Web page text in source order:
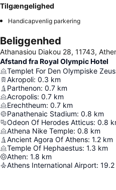
Tilgængelighed
Handicapvenlig parkering
Beliggenhed
Athanasiou Diakou 28, 11743,
Afstand fra Royal Olympic Hotel
Templet For Den Olympiske Zeus
Akropoli: 0.3 km
Parthenon: 0.7 km
Acropolis: 0.7 km
Erechtheum: 0.7 km
Panathenaic Stadium: 0.8 km
Odeon Of Herodes Atticus: 0.8
Athena Nike Temple: 0.8 km
Ancient Agora Of Athens: 1.2 km
Temple Of Hephaestus: 1.3 km
Athen: 1.8 km
Athens International Airport: 19.2